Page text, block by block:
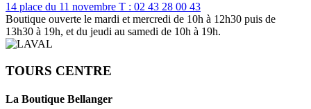
14 place du 11 novembre T : 02 43 28 00 43
Boutique ouverte le mardi et mercredi de 10h à 12h30 puis de
13h30 à 19h, et du jeudi au samedi de 10h à 19h.
TOURS CENTRE
La Boutique Bellanger